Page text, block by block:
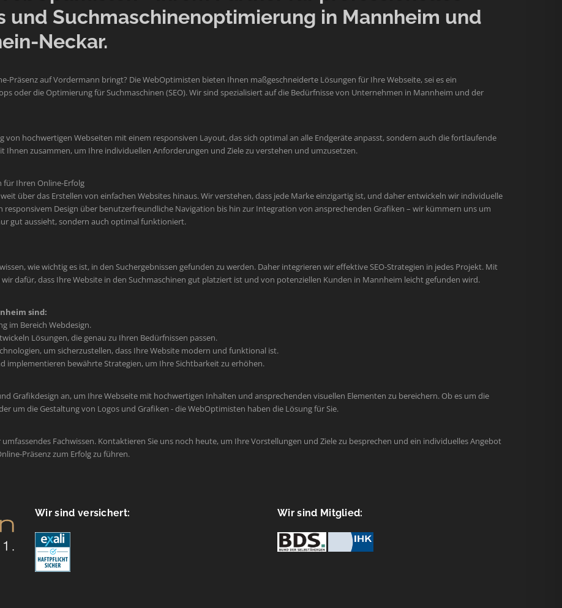
und Suchmaschinenoptimierung in Mannheim und
Neckar.
Präsenz auf Vordermann bringt? Die WebOptimisten bieten Ihnen maßgeschneiderte Lösungen für Ihre Webseite, sei es ein
oder die Optimierung für Suchmaschinen (SEO). Wir sind spezialisiert auf die Bedürfnisse von Unternehmen in Mannheim und der
von hochwertigen Webseiten mit einem responsiven Layout, das sich optimal an alle Endgeräte anpasst, sondern auch die fortlaufende
Ihnen zusammen, um Ihre individuellen Anforderungen und Ziele zu verstehen und umzusetzen.
für Ihren Online-Erfolg
über das Erstellen von einfachen Websites hinaus. Wir verstehen, dass jede Marke einzigartig ist, und daher entwickeln wir individuelle
responsivem Design über benutzerfreundliche Navigation bis hin zur Integration von ansprechenden Grafiken – wir kümmern uns um
gut aussieht, sondern auch optimal funktioniert.
wie wichtig es ist, in den Suchergebnissen gefunden zu werden. Daher integrieren wir effektive SEO-Strategien in jedes Projekt. Mit
wir dafür, dass Ihre Website in den Suchmaschinen gut platziert ist und von potenziellen Kunden in Mannheim leicht gefunden wird.
sind:
im Bereich Webdesign.
Lösungen, die genau zu Ihren Bedürfnissen passen.
um sicherzustellen, dass Ihre Website modern und funktional ist.
implementieren bewährte Strategien, um Ihre Sichtbarkeit zu erhöhen.
Grafikdesign an, um Ihre Webseite mit hochwertigen Inhalten und ansprechenden visuellen Elementen zu bereichern. Ob es um die
um die Gestaltung von Logos und Grafiken - die WebOptimisten haben die Lösung für Sie.
Fachwissen. Kontaktieren Sie uns noch heute, um Ihre Vorstellungen und Ziele zu besprechen und ein individuelles Angebot
Präsenz zum Erfolg zu führen.
Wir sind versichert: Wir sind Mitglied: